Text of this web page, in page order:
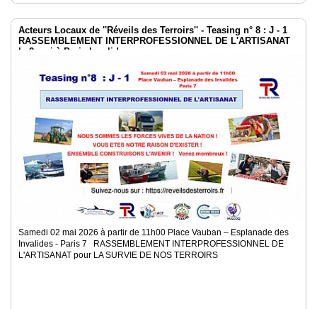
Acteurs Locaux de ''Réveils des Terroirs'' - Teasing n° 8 : J - 1
RASSEMBLEMENT INTERPROFESSIONNEL DE L'ARTISANAT
le 2 mai à Paris Invalides
Samedi 02 mai 2026 à partir de 11h00 Place Vauban – Esplanade des
Invalides - Paris 7 RASSEMBLEMENT INTERPROFESSIONNEL DE
L'ARTISANAT pour LA SURVIE DE NOS TERROIRS